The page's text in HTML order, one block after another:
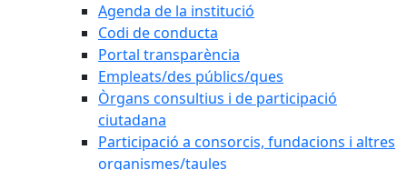
Agenda de la institució
Codi de conducta
Portal transparència
Empleats/des públics/ques
Òrgans consultius i de participació
ciutadana
Participació a consorcis, fundacions i altres
organismes/taules